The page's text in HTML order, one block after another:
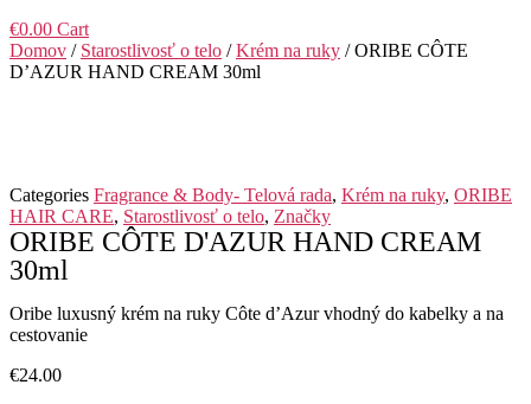
€0.00 Cart
Domov / Starostlivosť o telo /Krém na ruky / ORIBE CÔTE
D’AZUR HAND CREAM 30ml
Categories Fragrance & Body- Telová rada, Krém na ruky, ORIBE
HAIR CARE, Starostlivosť o telo, Značky
ORIBE CÔTE D'AZUR HAND CREAM
30ml
Oribe luxusný krém na ruky Côte d’Azur vhodný do kabelky a na
cestovanie
€24.00